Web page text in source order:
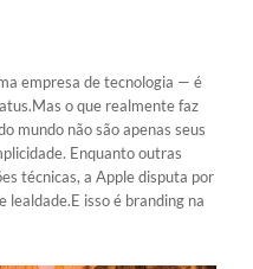
empresa de tecnologia — é
o que realmente faz
mundo não são apenas seus
Enquanto outras
técnicas, a Apple disputa por
lealdade.E isso é branding na